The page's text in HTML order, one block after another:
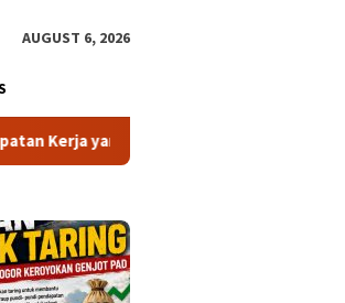
AUGUST 6, 2026
yang Setara